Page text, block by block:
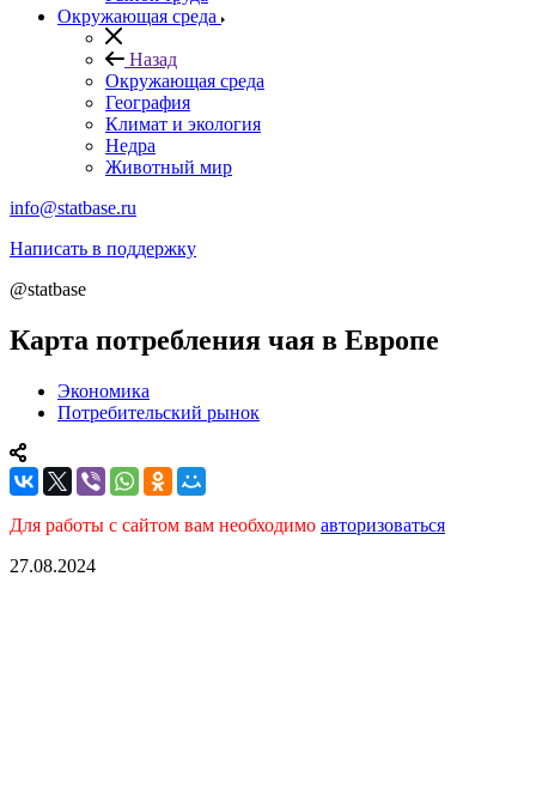
Окружающая среда
Назад
Окружающая среда
География
Климат и экология
Недра
Животный мир
info@statbase.ru
Написать в поддержку
@statbase
Карта потребления чая в Европе
Экономика
Потребительский рынок
Для работы с сайтом вам необходимо авторизоваться
27.08.2024